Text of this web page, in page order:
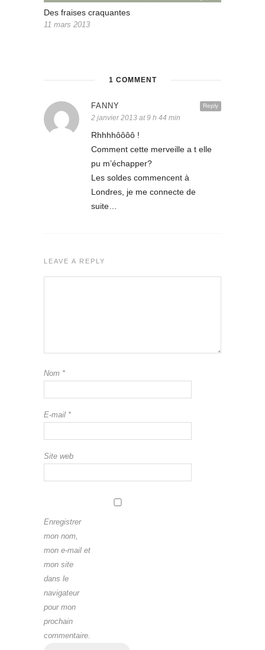
Des fraises craquantes
11 mars 2013
1 COMMENT
Reply
FANNY
2 janvier 2013 at 9 h 44 min
Rhhhhôôôô !
Comment cette merveille a t elle
pu m’échapper?
Les soldes commencent à
Londres, je me connecte de
suite…
LEAVE A REPLY
Nom *
E-mail *
Site web
Enregistrer
mon nom,
mon e-mail et
mon site
dans le
navigateur
pour mon
prochain
commentaire.